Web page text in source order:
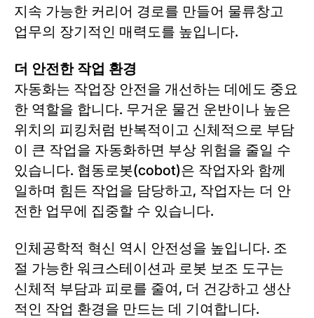
지속 가능한 커리어 경로를 만들어 물류창고
업무의 장기적인 매력도를 높입니다.
더 안전한 작업 환경
자동화는 작업장 안전을 개선하는 데에도 중요
한 역할을 합니다. 무거운 물건 운반이나 높은
위치의 피킹처럼 반복적이고 신체적으로 부담
이 큰 작업을 자동화하면 부상 위험을 줄일 수
있습니다. 협동로봇(cobot)은 작업자와 함께
일하며 힘든 작업을 담당하고, 작업자는 더 안
전한 업무에 집중할 수 있습니다.
인체공학적 혁신 역시 안전성을 높입니다. 조
절 가능한 워크스테이션과 로봇 보조 도구는
신체적 부담과 피로를 줄여, 더 건강하고 생산
적인 작업 환경을 만드는 데 기여합니다.